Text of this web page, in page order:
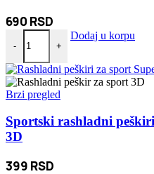
690 RSD
-
Rukavica za uklanjanje dlake
+
Dodaj u korpu
Brzi pregled
Sportski rashladni
3D
399 RSD